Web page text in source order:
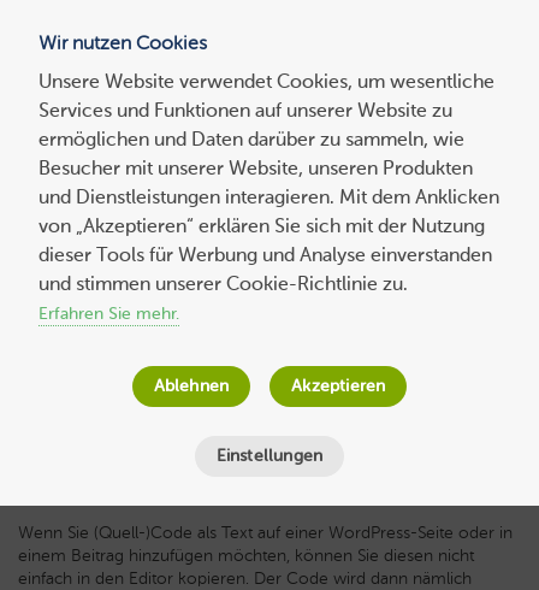
Suchen
nach:
So können Sie Codeblocks in WordPress
einbinden
am14. März 2024
Minuten
Wenn Sie (Quell-)Code als Text auf einer WordPress-Seite oder in
einem Beitrag hinzufügen möchten, können Sie diesen nicht
einfach in den Editor kopieren. Der Code wird dann nämlich
Wir nutzen Cookies
Unsere Website verwendet Cookies, um wesentliche
Services und Funktionen auf unserer Website zu
ermöglichen und Daten darüber zu sammeln, wie
Besucher mit unserer Website, unseren Produkten
und Dienstleistungen interagieren. Mit dem Anklicken
von „Akzeptieren“ erklären Sie sich mit der Nutzung
dieser Tools für Werbung und Analyse einverstanden
und stimmen unserer Cookie-Richtlinie zu.
Erfahren Sie mehr.
Einstellungen
Ablehnen Akzeptieren